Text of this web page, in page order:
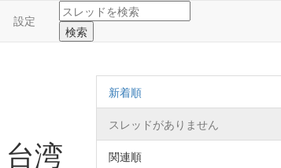
設定
湾
新着順
スレッドがありません
関連順